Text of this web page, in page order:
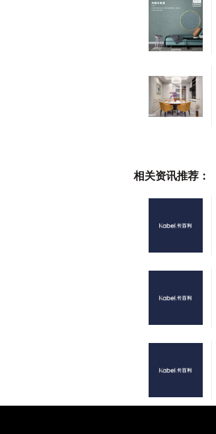
相关资讯推荐：